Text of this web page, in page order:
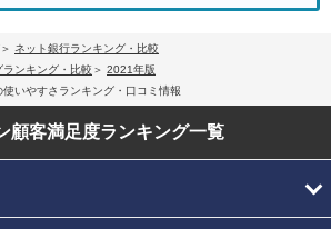
ネット銀行ランキング・比較
ンキング・比較
2021年版
いやすさランキング・口コミ情報
顧客満足度ランキング一覧